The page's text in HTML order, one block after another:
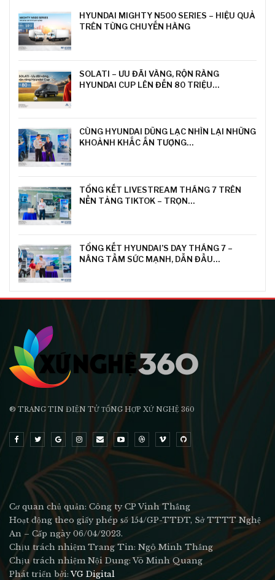
HYUNDAI MIGHTY N500 SERIES – HIỆU QUẢ
TRÊN TỪNG CHUYẾN HÀNG
SOLATI – ƯU ĐÃI VÀNG, RỘN RÀNG
HYUNDAI CUP LÊN ĐẾN 80 TRIỆU…
CÙNG HYUNDAI DŨNG LẠC NHÌN LẠI NHỮNG
KHOẢNH KHẮC ẤN TƯỢNG…
TỔNG KẾT LIVESTREAM THÁNG 7 TRÊN
NỀN TẢNG TIKTOK – TRỌN…
TỔNG KẾT HYUNDAI’S DAY THÁNG 7 –
NÂNG TẦM SỨC MẠNH, DẪN ĐẦU…
® TRANG TIN ĐIỆN TỬ ТỔNG HỢP XỨ NGHỆ 360
Cơ quan chủ quản: Công ty CP Vinh Thắng
Hoạt động theo giấy phép số 154/GP-TTĐT, Sở TTTT Nghệ
An – Cấp ngày 06/04/2023.
Chịu trách nhiệm Trang Tin: Ngô Minh Thắng
Chịu trách nhiệm Nội Dung: Võ Minh Quang
Phát triển bởi:VG Digital